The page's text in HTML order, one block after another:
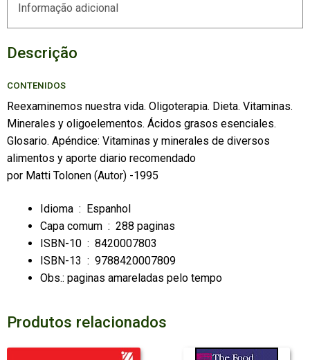
Informação adicional
Descrição
CONTENIDOS
Reexaminemos nuestra vida. Oligoterapia. Dieta. Vitaminas.
Minerales y oligoelementos. Ácidos grasos esenciales.
Glosario. Apéndice: Vitaminas y minerales de diversos
alimentos y aporte diario recomendado
por Matti Tolonen (Autor) -1995
Idioma ‏ : ‎ Espanhol
Capa comum ‏ : ‎ 288 paginas
ISBN-10 ‏ : ‎ 8420007803
ISBN-13 ‏ : ‎ 9788420007809
Obs.: paginas amareladas pelo tempo
Produtos relacionados